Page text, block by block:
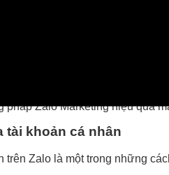
phí tiếp thị trên Zalo cạnh
Marketing phổ
Zalo Marketing hiệu quả
tài khoản cá nhân
trên Zalo là một trong những